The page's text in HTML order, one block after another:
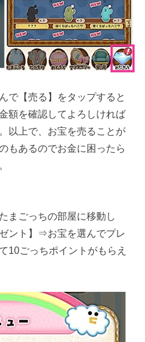
で【売る】をタップすると
額を確認してよろしければ
以上で、お宝を売ることが
もあるのでお金に困ったら
まごっちの部屋に移動し
ント】⇒お宝を選んでプレ
10ごっちポイントがもらえ